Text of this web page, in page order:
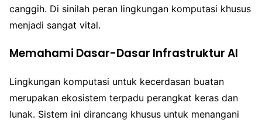
canggih. Di sinilah peran lingkungan komputasi khusus
menjadi sangat vital.
Memahami Dasar-Dasar Infrastruktur AI
Lingkungan komputasi untuk kecerdasan buatan
merupakan ekosistem terpadu perangkat keras dan
lunak. Sistem ini dirancang khusus untuk menangani